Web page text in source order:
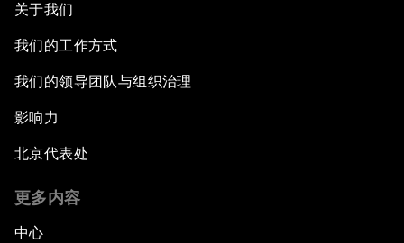
关于我们
我们的工作方式
我们的领导团队与组织治理
影响力
北京代表处
更多内容
中心